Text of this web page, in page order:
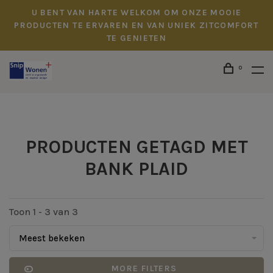
U BENT VAN HARTE WELKOM OM ONZE MOOIE
PRODUCTEN TE ERVAREN EN VAN UNIEK ZITCOMFORT
TE GENIETEN
0
PRODUCTEN GETAGD MET
BANK PLAID
Toon 1 - 3 van 3
Meest bekeken
MORE FILTERS